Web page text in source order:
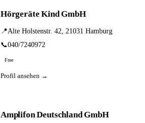
Hörgeräte Kind GmbH
📍Alte Holstenstr. 42, 21031 Hamburg
📞040/7240972
Free
Profil ansehen →
Amplifon Deutschland GmbH